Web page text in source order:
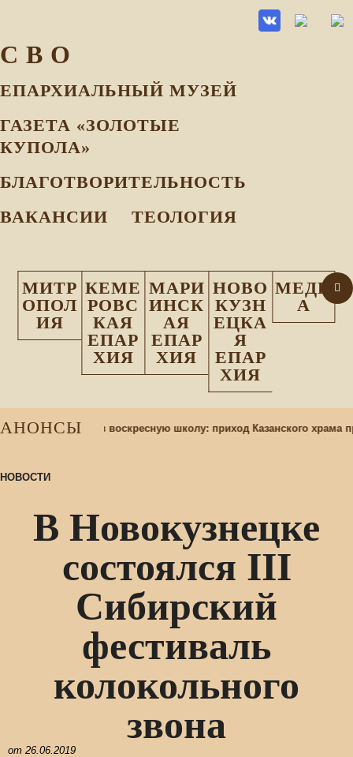
С В О
ЕПАРХИАЛЬНЫЙ МУЗEЙ
ГАЗЕТА «ЗОЛОТЫЕ
КУПОЛА»
БЛАГОТВОРИТЕЛЬНОСТЬ
ВАКАНСИИ
ТЕОЛОГИЯ
МИТР
ОПОЛ
ИЯ
КЕМЕ
РОВС
КАЯ
ЕПАР
ХИЯ
МАРИ
ИНСК
АЯ
ЕПАР
ХИЯ
НОВО
КУЗН
ЕЦКА
Я
ЕПАР
ХИЯ
МЕДИ
А
АНОНСЫ
Набор учащихся в воскресную школу: приход Казанского храма
НОВОСТИ
В Новокузнецке
состоялся III
Сибирский
фестиваль
колокольного
звона
от 26.06.2019